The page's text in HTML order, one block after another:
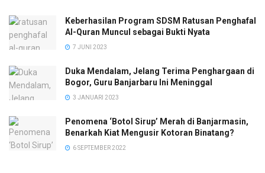
Keberhasilan Program SDSM Ratusan Penghafal
Al-Quran Muncul sebagai Bukti Nyata
7 JUNI 2023
Duka Mendalam, Jelang Terima Penghargaan di
Bogor, Guru Banjarbaru Ini Meninggal
3 JANUARI 2023
Penomena ‘Botol Sirup’ Merah di Banjarmasin,
Benarkah Kiat Mengusir Kotoran Binatang?
6 SEPTEMBER 2022